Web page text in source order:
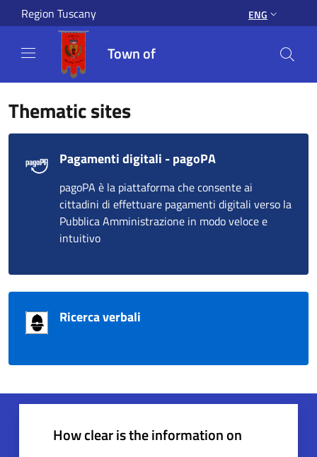
Salta al contenuto principale
Region Tuscany ENG
Town of
Thematic sites
Pagamenti digitali - pagoPA
pagoPA è la piattaforma che consente ai
cittadini di effettuare pagamenti digitali verso la
Pubblica Amministrazione in modo veloce e
intuitivo
Ricerca verbali
How clear is the information on